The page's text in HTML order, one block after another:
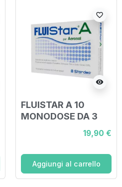
visibility
favorite_border
FLUISTAR A 10
MONODOSE DA 3
ML PER AEROSOL
19,90 €
Aggiungi al carrello